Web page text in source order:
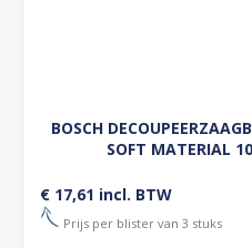
BOSCH
SOFT MATERIAL
€ 17,61 incl. BTW
Prijs per blister van 3 stuks